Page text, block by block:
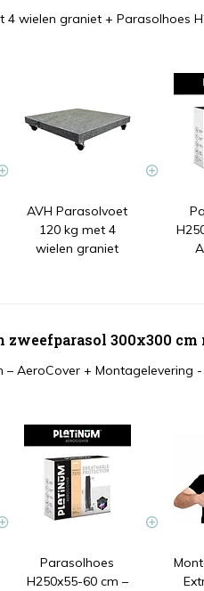
4 wielen graniet + Parasolhoes
AVH Parasolvoet
120 kg met 4
wielen graniet
zweefparasol 300x300
– AeroCover + Montagelevering
Parasolhoes
H250x55-60 cm –